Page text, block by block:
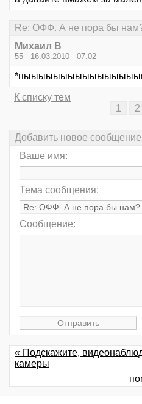
Re: ОФФ. А не пора бы
Михаил В
55 - 16.03.2010 - 07:02
К списку тем
1
2
Добавить новое сообщение
Ваше имя:
Тема сообщения:
Сообщение:
« Подскажите,
камеры